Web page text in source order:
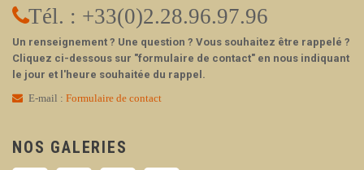
Tél. : +33(0)2.28.96.97.96
Un renseignement ? Une question ? Vous souhaitez être rappelé ?
Cliquez ci-dessous sur "formulaire de contact" en nous indiquant
le jour et l'heure souhaitée du rappel.
E-mail : Formulaire de contact
NOS GALERIES